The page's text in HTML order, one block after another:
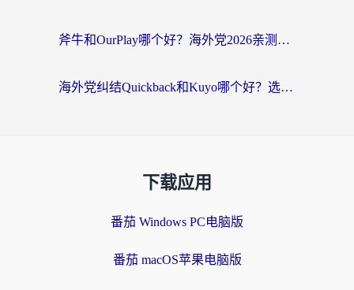
斧牛和OurPlay哪个好？海外党2026亲测：选对加速器，国内资源秒加载
海外党纠结Quickback和Kuyo哪个好？选对回国加速器才能无缝刷国内资源
下载应用
番茄 Windows PC电脑版
番茄 macOS苹果电脑版